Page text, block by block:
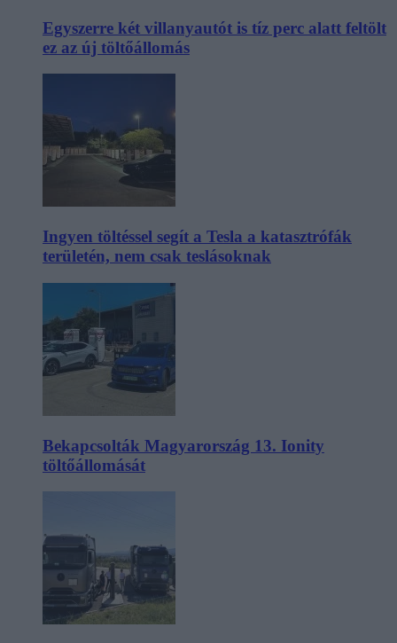
Egyszerre két villanyautót is tíz perc alatt feltölt
ez az új töltőállomás
Ingyen töltéssel segít a Tesla a katasztrófák
területén, nem csak teslásoknak
Bekapcsolták Magyarország 13. Ionity
töltőállomását